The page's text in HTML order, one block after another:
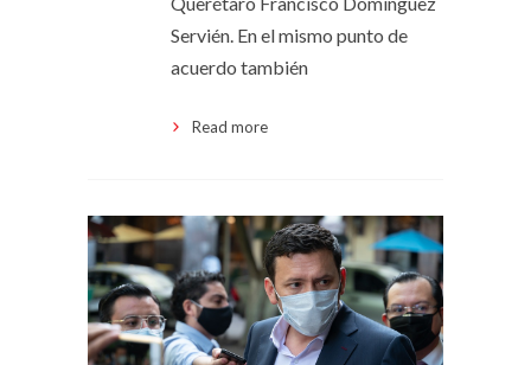
Servién. En el mismo punto de
acuerdo también
Read more